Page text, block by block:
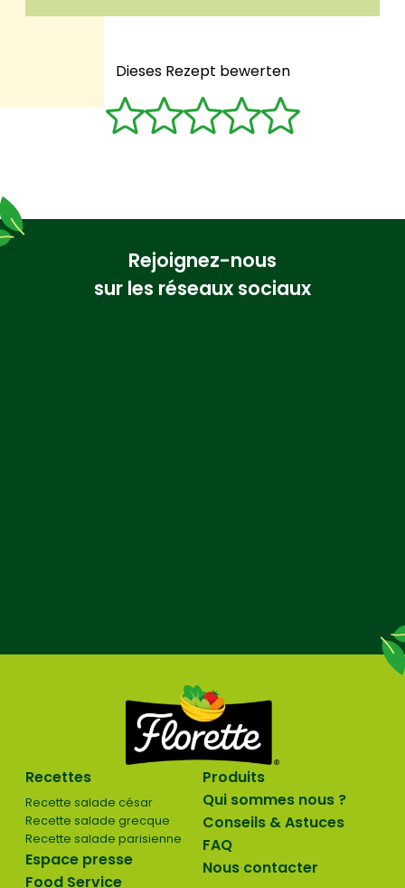
Dieses Rezept bewerten
Rejoignez-nous
sur les réseaux sociaux
Recettes
Recette salade césar
Recette salade grecque
Recette salade parisienne
Espace presse
Food Service
Produits
Qui sommes nous ?
Conseils & Astuces
FAQ
Nous contacter